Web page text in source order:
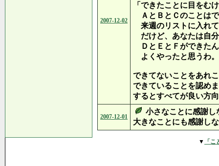
2007-12-02
「できたことに目をむ
ＡとＢとＣのことは
来週のリストに入れ
だけど、あなたは自
ＤとＥとＦができた
よくやったと思うわ
できてないことをあれ
できていることを認め
するとすべてが良い方
2007-12-01
小さなことに感謝し
大きなことにも感謝し
▼ 「